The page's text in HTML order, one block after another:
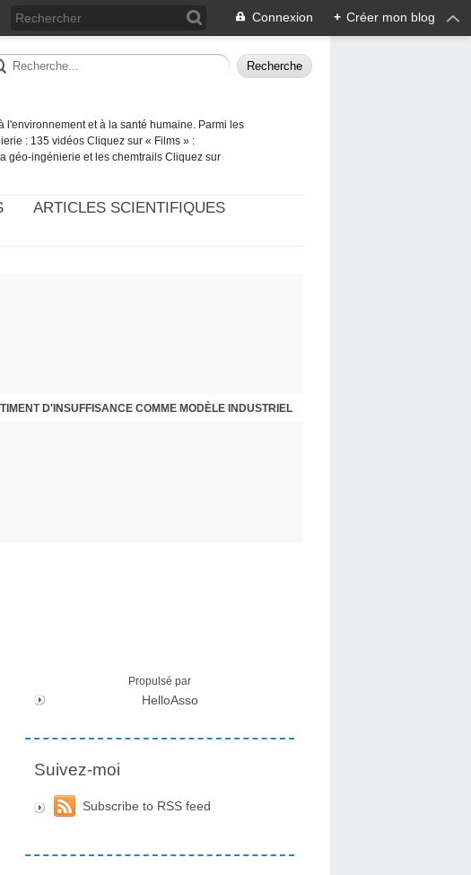
Connexion + Créer mon blog
et à la santé humaine. Parmi les
: 135 vidéos Cliquez sur « Films » :
géo-ingénierie et les chemtrails Cliquez sur
ARTICLES SCIENTIFIQUES
D'INSUFFISANCE COMME MODÈLE INDUSTRIEL
DÉNI MÉDICAL SUR LES EFFETS SECONDAIRES
Propulsé par
HelloAsso
Suivez-moi
Subscribe to RSS feed